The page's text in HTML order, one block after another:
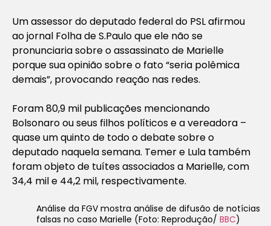
Um assessor do deputado federal do PSL afirmou
ao jornal Folha de S.Paulo que ele não se
pronunciaria sobre o assassinato de Marielle
porque sua opinião sobre o fato “seria polêmica
demais”, provocando reação nas redes.
Foram 80,9 mil publicações mencionando
Bolsonaro ou seus filhos políticos e a vereadora –
quase um quinto de todo o debate sobre o
deputado naquela semana. Temer e Lula também
foram objeto de tuítes associados a Marielle, com
34,4 mil e 44,2 mil, respectivamente.
Análise da FGV mostra análise de difusão de notícias
falsas no caso Marielle (Foto: Reprodução/ BBC)